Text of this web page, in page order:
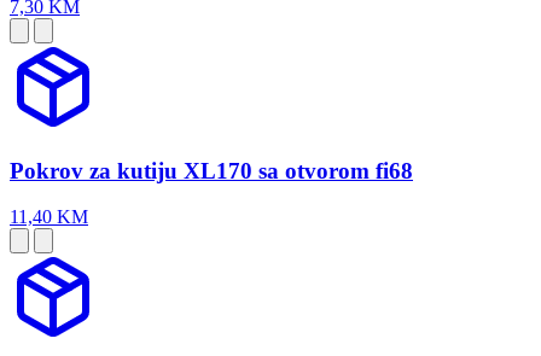
7,30 KM
Pokrov za kutiju XL170 sa otvorom fi68
11,40 KM